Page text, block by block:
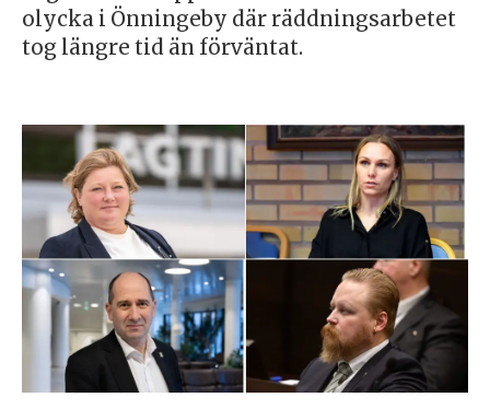
olycka i Önningeby där räddningsarbetet
tog längre tid än förväntat.